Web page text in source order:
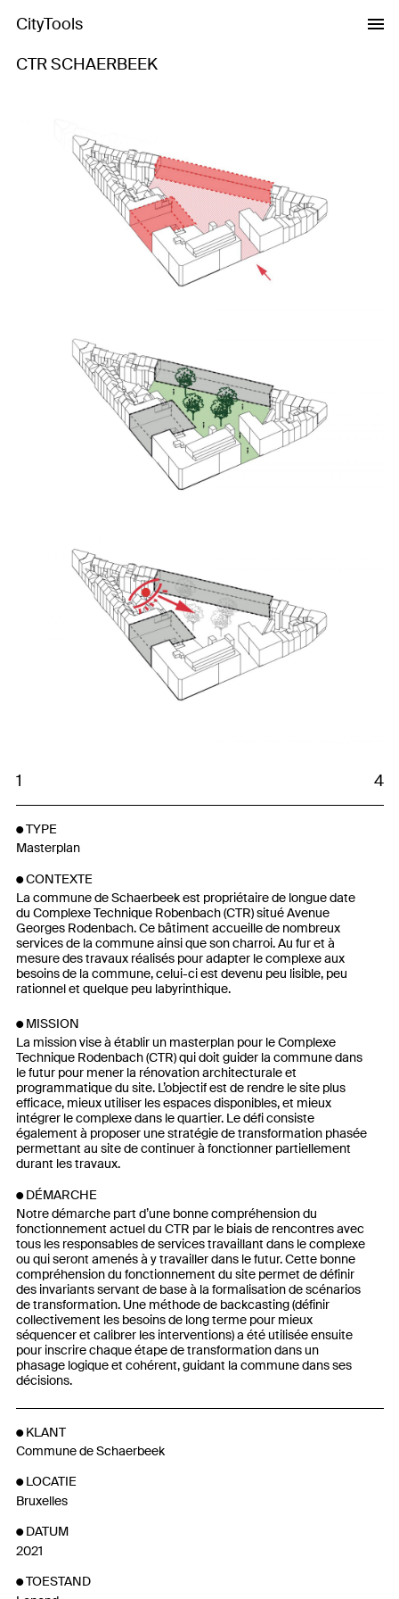
CityTools
CTR SCHAERBEEK
Previous Next
1 4
TYPE
Masterplan
CONTEXTE
La commune de Schaerbeek est propriétaire de longue date
du Complexe Technique Robenbach (CTR) situé Avenue
Georges Rodenbach. Ce bâtiment accueille de nombreux
services de la commune ainsi que son charroi. Au fur et à
mesure des travaux réalisés pour adapter le complexe aux
besoins de la commune, celui-ci est devenu peu lisible, peu
rationnel et quelque peu labyrinthique.
MISSION
La mission vise à établir un masterplan pour le Complexe
Technique Rodenbach (CTR) qui doit guider la commune dans
le futur pour mener la rénovation architecturale et
programmatique du site. L’objectif est de rendre le site plus
efficace, mieux utiliser les espaces disponibles, et mieux
intégrer le complexe dans le quartier. Le défi consiste
également à proposer une stratégie de transformation phasée
permettant au site de continuer à fonctionner partiellement
durant les travaux.
DÉMARCHE
Notre démarche part d’une bonne compréhension du
fonctionnement actuel du CTR par le biais de rencontres avec
tous les responsables de services travaillant dans le complexe
ou qui seront amenés à y travailler dans le futur. Cette bonne
compréhension du fonctionnement du site permet de définir
des invariants servant de base à la formalisation de scénarios
de transformation. Une méthode de backcasting (définir
collectivement les besoins de long terme pour mieux
séquencer et calibrer les interventions) a été utilisée ensuite
pour inscrire chaque étape de transformation dans un
phasage logique et cohérent, guidant la commune dans ses
décisions.
KLANT
Commune de Schaerbeek
LOCATIE
Bruxelles
DATUM
2021
TOESTAND